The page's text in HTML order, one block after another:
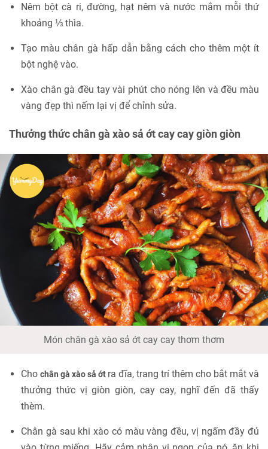
Nêm bột cà ri, đường, hạt nêm và nước mắm mỗi thứ
khoảng ⅓ thìa.
Tạo màu chân gà hấp dẫn bằng cách cho thêm một ít
bột nghệ vào.
Xào chân gà đều tay vài phút cho nóng lên và đều màu
vàng đẹp thì nếm lại vị để chỉnh sửa.
Thưởng thức chân gà xào sả ớt cay cay giòn giòn
Món chân gà xào sả ớt cay cay thơm thơm
Cho chân gà xào sả ớt ra đĩa, trang trí thêm cho bắt mắt và
thưởng thức vị giòn giòn, cay cay, nghĩ đến đã thấy
thèm.
Chân gà sau khi xào có màu vàng đều, vị ngấm đầy đủ